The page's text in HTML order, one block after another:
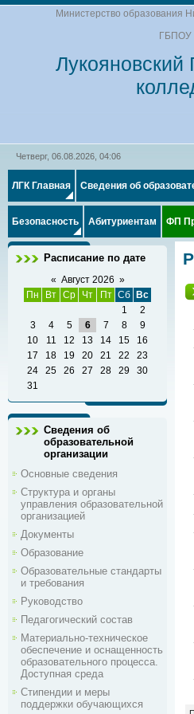
Министерство образования
ГБПОУ
Лукояновский
Четверг, 06.08.2026, 04:06
ЛГК Главная Сведения об
Безопасность Абитуриентам ФП
Расписание по дате
« Август 2026 »
Пн
Вт Ср Чт Пт Сб
Вс
1
2
3
4 5 6 7 8
9
10
11 12 13 14 15
16
17
18 19 20 21 22
23
24
25 26 27 28 29
30
31
Сведения об
образовательной
организации
Основные сведения
Структура и органы
управления образовательной
организацией
Документы
Образование
Образовательные стандарты
и требования
Руководство
Педагогический состав
Материально-техническое
обеспечение и оснащенность
образовательного процесса.
Доступная среда
Стипендии и меры
поддержки обучающихся